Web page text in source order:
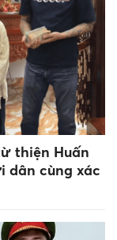
thiện Huấn
dân cùng xác